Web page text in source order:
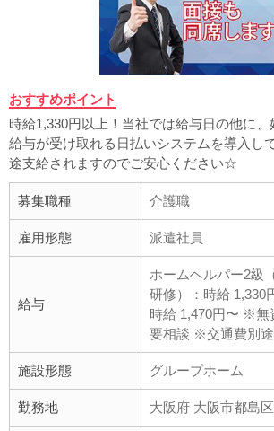
おすすめポイント
時給1,330円以上！当社では給与日の他に
給与が受け取れる日払いシステムを導入し
途支給されますのでご安心ください☆
募集職種 介護職
雇用形態 派遣社員
給与
ホームヘルパー2級
研修）：時給 1,330
時給 1,470円〜 ※無
要相談 ※交通費別
施設形態 グループホーム
勤務地 大阪府 大阪市都島